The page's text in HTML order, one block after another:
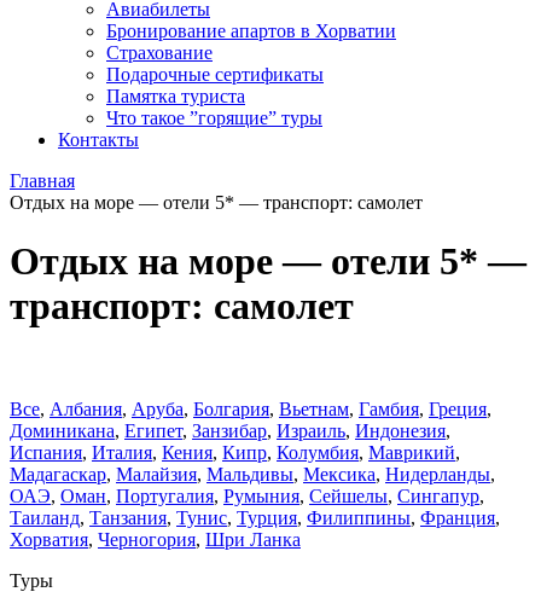
Авиабилеты
Бронирование апартов в Хорватии
Страхование
Подарочные сертификаты
Памятка туриста
Что такое ”горящие” туры
Контакты
Главная
Отдых на море — отели 5* — транспорт: самолет
Отдых на море — отели 5* —
транспорт: самолет
Все, Албания, Аруба, Болгария, Вьетнам, Гамбия, Греция,
Доминиканa, Египет, Занзибар, Израиль, Индонезия,
Испания, Италия, Кения, Кипр, Колумбия, Маврикий,
Мадагаскар, Малайзия, Мальдивы, Мексика, Нидерланды,
ОАЭ, Оман, Португалия, Румыния, Сейшелы, Сингапур,
Таиланд, Танзания, Тунис, Турция, Филиппины, Франция,
Хорватия, Черногория, Шри Ланка
Туры